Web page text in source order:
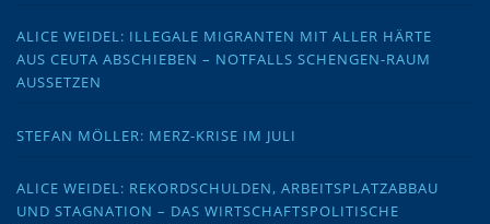
ALICE WEIDEL: ILLEGALE MIGRANTEN MIT ALLER HÄRTE
AUS CEUTA ABSCHIEBEN – NOTFALLS SCHENGEN-RAUM
AUSSETZEN
STEFAN MÖLLER: MERZ-KRISE IM JULI
ALICE WEIDEL: REKORDSCHULDEN, ARBEITSPLATZABBAU
UND STAGNATION – DAS WIRTSCHAFTSPOLITISCHE